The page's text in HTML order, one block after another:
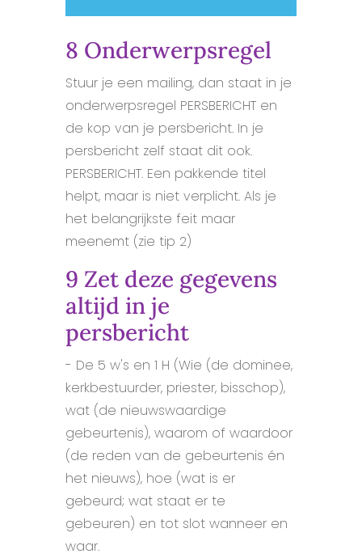
8 Onderwerpsregel
Stuur je een mailing, dan staat in je
onderwerpsregel PERSBERICHT en
de kop van je persbericht. In je
persbericht zelf staat dit ook.
PERSBERICHT. Een pakkende titel
helpt, maar is niet verplicht. Als je
het belangrijkste feit maar
meenemt (zie tip 2)
9 Zet deze gegevens
altijd in je
persbericht
- De 5 w's en 1 H (Wie (de dominee,
kerkbestuurder, priester, bisschop),
wat (de nieuwswaardige
gebeurtenis), waarom of waardoor
(de reden van de gebeurtenis én
het nieuws), hoe (wat is er
gebeurd; wat staat er te
gebeuren) en tot slot wanneer en
waar.